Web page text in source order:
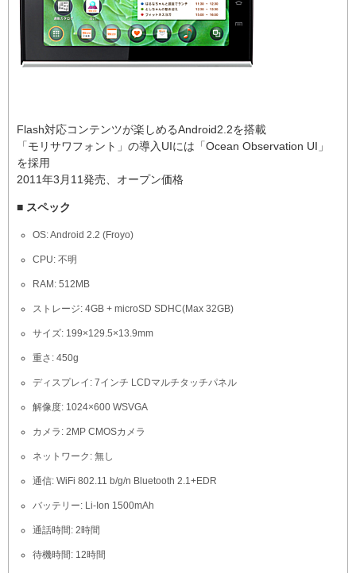
Flash対応コンテンツが楽しめるAndroid2.2を搭載
「モリサワフォント」の導入UIには「Ocean Observation UI」
を採用
2011年3月11発売、オープン価格
■ スペック
OS: Android 2.2 (Froyo)
CPU: 不明
RAM: 512MB
ストレージ: 4GB + microSD SDHC(Max 32GB)
サイズ: 199×129.5×13.9mm
重さ: 450g
ディスプレイ: 7インチ LCDマルチタッチパネル
解像度: 1024×600 WSVGA
カメラ: 2MP CMOSカメラ
ネットワーク: 無し
通信: WiFi 802.11 b/g/n Bluetooth 2.1+EDR
バッテリー: Li-Ion 1500mAh
通話時間: 2時間
待機時間: 12時間